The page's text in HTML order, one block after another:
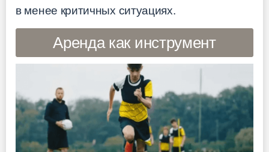
в менее критичных ситуациях.
Аренда как инструмент